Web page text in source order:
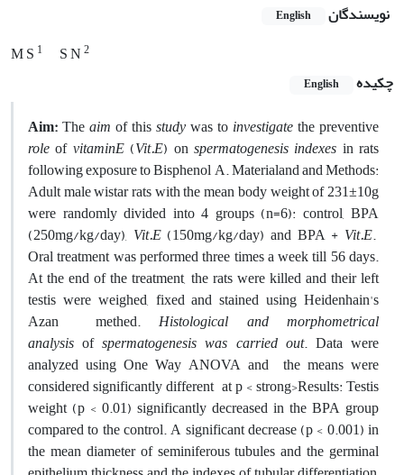
نویسندگان English
M S 1 S N2
چکیده English
Aim:Theaim of thisstudywas to investigatethe preventive
role of vitaminE(Vit.E) onspermatogenesis indexes in rats
following exposure to Bisphenol A. Materialand and Methods:
Adult male wistar rats with the mean body weight of 231±10g
were randomly divided into 4 groups (n=6): control, BPA
(250mg/kg/day), Vit.E(150mg/kg/day) and BPA + Vit.E.
Oral treatment was performed three times a week till 56 days.
At the end of the treatment, the rats were killed and their left
testis were weighed, fixed and stained using Heidenhain's
Azan methed.Histological and morphometrical
analysis ofspermatogenesis was carried out. Data were
analyzed using One Way ANOVA and the means were
considered significantly different at p < strong>Results: Testis
weight (p < 0.01) significantly decreased in the BPA group
compared to the control. A significant decrease (p < 0.001) in
the mean diameter of seminiferous tubules and the germinal